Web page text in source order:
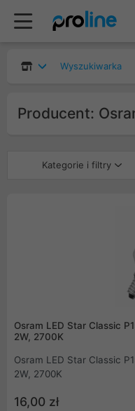
Wyszukiwarka
Producent:
Kategorie i filtry
Osram LED Star Classic
2W, 2700K
Osram LED Star Classic
2W, 2700K
16,00 zł